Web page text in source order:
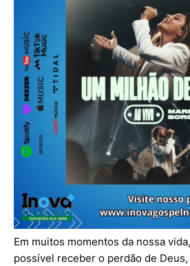
Em muitos momentos da nossa
possível receber o perdão de Deus,